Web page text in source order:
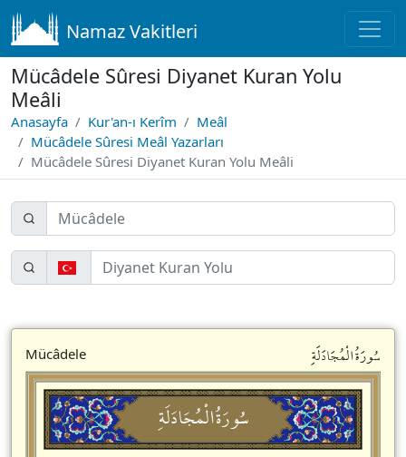
Namaz Vakitleri
Mücâdele Sûresi Diyanet Kuran Yolu
Meâli
Anasayfa Kur'an-ı Kerîm
Meâl
Mücâdele Sûresi Meâl Yazarları
Mücâdele Sûresi Diyanet Kuran Yolu Meâli
Mücâdele سُورَةُالْمُجَادَلَةِ
سُورَةُالْمُجَادَلَةِ